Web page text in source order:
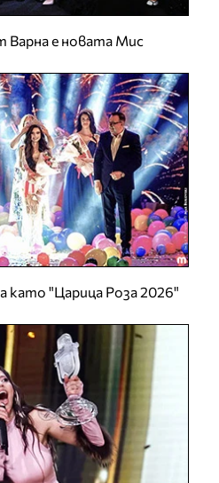
е новата Мис
като "Царица Роза 2026"